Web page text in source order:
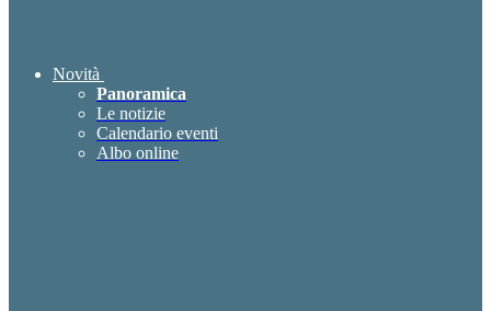
Novità
Panoramica
Le notizie
Calendario eventi
Albo online